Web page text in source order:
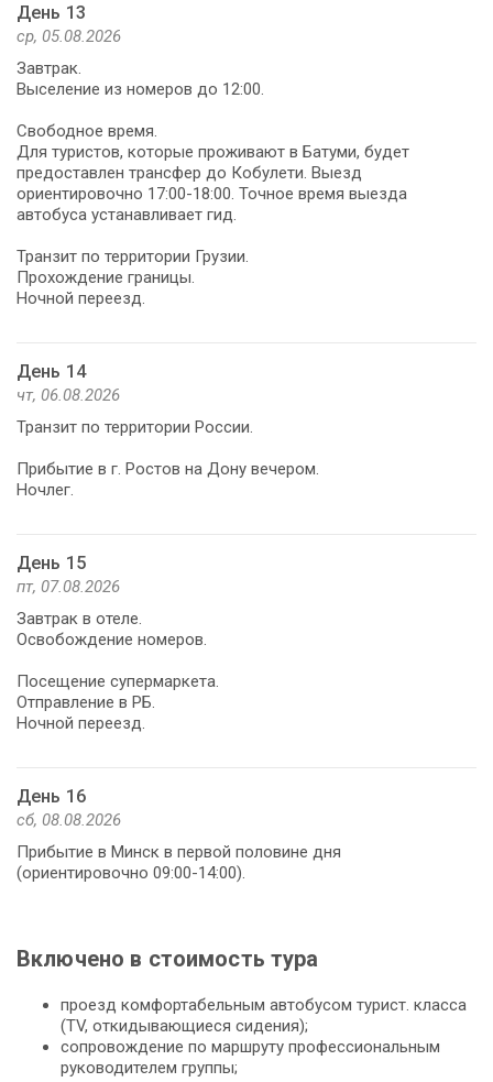
День 13
ср, 05.08.2026
Завтрак.
Выселение из номеров до 12:00.
Свободное время.
Для туристов, которые проживают в Батуми, будет
предоставлен трансфер до Кобулети. Выезд
ориентировочно 17:00-18:00. Точное время выезда
автобуса устанавливает гид.
Транзит по территории Грузии.
Прохождение границы.
Ночной переезд.
День 14
чт, 06.08.2026
Транзит по территории России.
Прибытие в г. Ростов на Дону вечером.
Ночлег.
День 15
пт, 07.08.2026
Завтрак в отеле.
Освобождение номеров.
Посещение супермаркета.
Отправление в РБ.
День 16
сб, 08.08.2026
Прибытие в Минск в первой половине дня
(ориентировочно 09:00-14:00).
Включено в стоимость тура
проезд комфортабельным автобусом турист. класса
(TV, откидывающиеся сидения);
сопровождение по маршруту профессиональным
руководителем группы;